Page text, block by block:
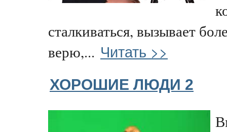
сталкиваться, вызывает
верю,... Читать >>
ХОРОШИЕ ЛЮДИ 2